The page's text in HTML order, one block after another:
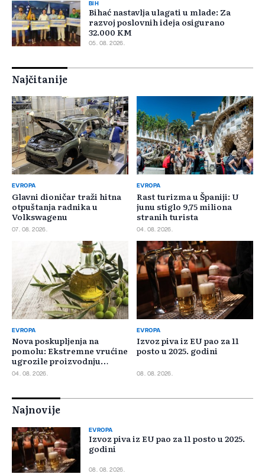
BIH
Bihać nastavlja ulagati u mlade: Za
razvoj poslovnih ideja osigurano
32.000 KM
05. 08. 2026.
Najčitanije
EVROPA
Glavni dioničar traži hitna
otpuštanja radnika u
Volkswagenu
07. 08. 2026.
EVROPA
Rast turizma u Španiji: U
junu stiglo 9,75 miliona
stranih turista
04. 08. 2026.
EVROPA
Nova poskupljenja na
pomolu: Ekstremne vrućine
ugrozile proizvodnju
maslinovog ulja
04. 08. 2026.
EVROPA
Izvoz piva iz EU pao za 11
posto u 2025. godini
08. 08. 2026.
Najnovije
EVROPA
Izvoz piva iz EU pao za 11 posto u 2025.
godini
08. 08. 2026.